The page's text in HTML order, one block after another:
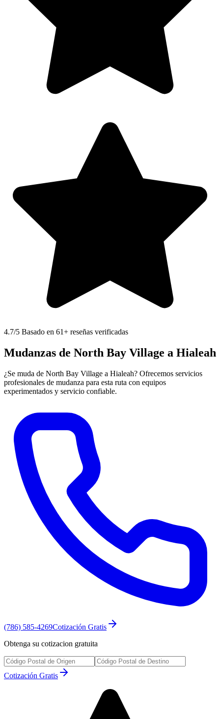
4.7/5 Basado en 61+ reseñas verificadas
Mudanzas de North Bay Village a Hialeah
¿Se muda de North Bay Village a Hialeah? Ofrecemos servicios
profesionales de mudanza para esta ruta con equipos
experimentados y servicio confiable.
(786) 585-4269Cotización Gratis
Obtenga su cotizacion gratuita
Cotización Gratis